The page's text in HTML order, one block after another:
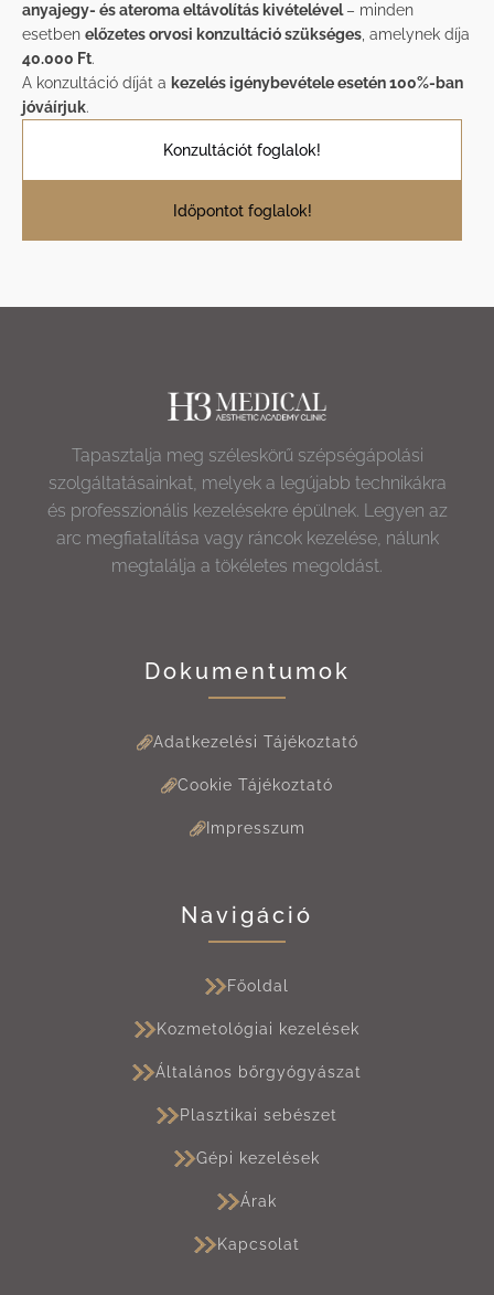
anyajegy- és ateroma eltávolítás kivételével– minden
esetben előzetes orvosi konzultáció szükséges , amelynek díja
40.000 Ft.
A konzultáció díját a kezelés igénybevétele esetén 100%-ban
jóváírjuk.
Konzultációt foglalok!
Időpontot foglalok!
Tapasztalja meg széleskörű szépségápolási
szolgáltatásainkat, melyek a legújabb technikákra
és professzionális kezelésekre épülnek. Legyen az
arc megfiatalítása vagy ráncok kezelése, nálunk
megtalálja a tökéletes megoldást.
Dokumentumok
Adatkezelési Tájékoztató
Cookie Tájékoztató
Impresszum
Navigáció
Főoldal
Kozmetológiai kezelések
Általános bőrgyógyászat
Plasztikai sebészet
Gépi kezelések
Árak
Kapcsolat